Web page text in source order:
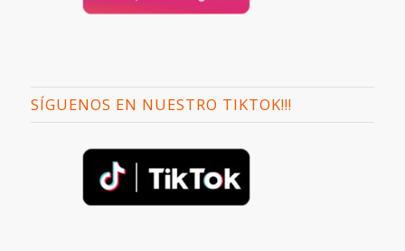
SÍGUENOS EN NUESTRO TIKTOK!!!